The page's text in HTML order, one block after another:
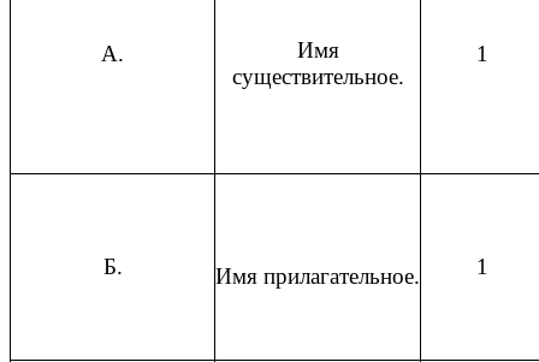
А.
Имя
существительное.
1
Б. Имя прилагательное. 1